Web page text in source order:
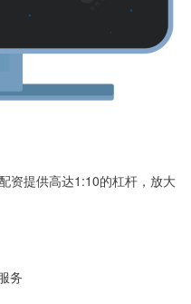
资提供高达1:10的杠杆，放大
务